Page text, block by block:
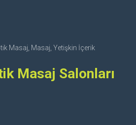
Masaj, Masaj, Yetişkin İçerik
Masaj Salonları